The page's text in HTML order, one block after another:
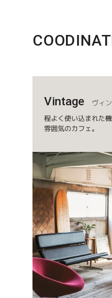
Vintage ヴィ
程よく使い込まれた
雰囲気のカフェ。